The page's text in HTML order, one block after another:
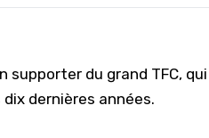
supporter du grand TFC, qui
dernières années.